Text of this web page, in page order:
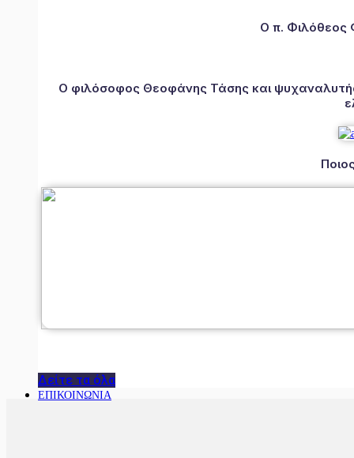
Ο π. Φιλόθεος
Ο φιλόσοφος Θεοφάνης Τάσης και
Δείτε τα όλα
ΕΠΙΚΟΙΝΩΝΙΑ